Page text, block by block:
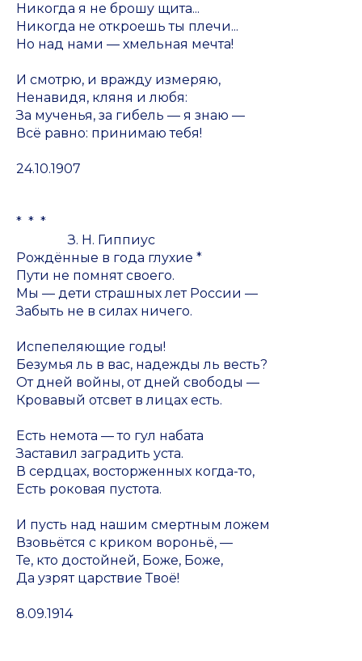
Никогда я не брошу щита...
Никогда не откроешь ты плечи...
Но над нами — хмельная мечта!
И смотрю, и вражду измеряю,
Ненавидя, кляня и любя:
За мученья, за гибель — я знаю —
Всё равно: принимаю тебя!
24.10.1907
* * *
З. Н. Гиппиус
Рождённые в года глухие *
Пути не помнят своего.
Мы — дети страшных лет России —
Забыть не в силах ничего.
Испепеляющие годы!
Безумья ль в вас, надежды ль весть?
От дней войны, от дней свободы —
Кровавый отсвет в лицах есть.
Есть немота — то гул набата
Заставил заградить уста.
В сердцах, восторженных когда-то,
Есть роковая пустота.
И пусть над нашим смертным ложем
Взовьётся с криком вороньё, —
Те, кто достойней, Боже, Боже,
Да узрят царствие Твоё!
8.09.1914